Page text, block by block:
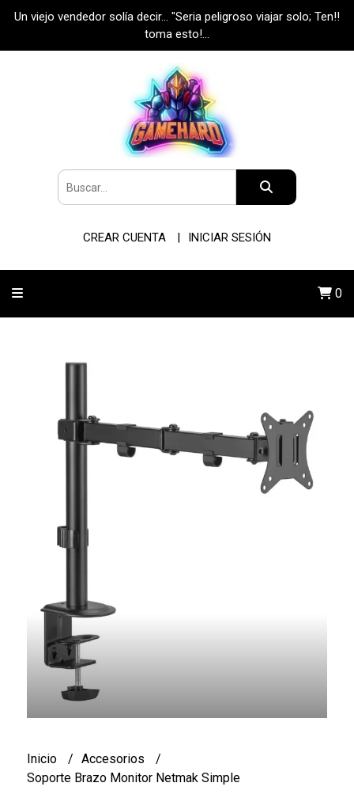
Un viejo vendedor solía decir... "Seria peligroso viajar solo; Ten!!
toma esto!...
CREAR CUENTA INICIAR SESIÓN
0
Inicio
Accesorios
Soporte Brazo Monitor Netmak Simple